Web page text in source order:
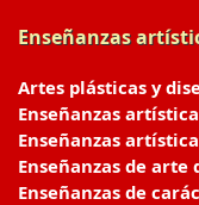
Enseñanzas
Artes plásticas y
Enseñanzas
Enseñanzas
Enseñanzas de arte
Enseñanzas de